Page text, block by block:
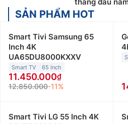
tháng đầu
SẢN PHẨM HOT
Smart Tivi Samsung 65
Inch 4K
UA65DU8000KXXV
Smart TV 65 Inch
11.450.000
12.850.000-11%
Smart Tivi LG 55 Inch 4K